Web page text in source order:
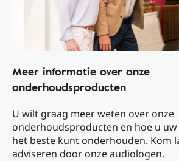
Meer informatie over onze
onderhoudsproducten
U wilt graag meer weten over onze
onderhoudsproducten en hoe u
het beste kunt onderhouden. Kom
adviseren door onze audiologen.